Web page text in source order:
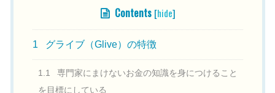
Contents [hide]
1 グライブ（Glive）の特徴
1.1
専門家にまけないお金の知識を身につけること
を目標にしている